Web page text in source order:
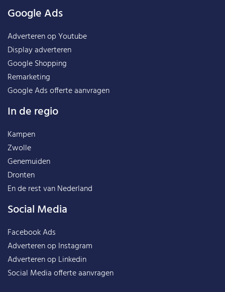
Google Ads
Adverteren op Youtube
Display adverteren
Google Shopping
Remarketing
Google Ads offerte aanvragen
In de regio
Kampen
Zwolle
Genemuiden
Dronten
En de rest vanNederland
Social Media
Facebook Ads
Adverteren op Instagram
Adverteren op Linkedin
Social Media offerte aanvragen